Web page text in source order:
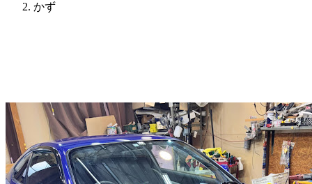
かず